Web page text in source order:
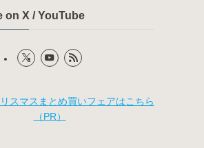
on X / YouTube
スマスまとめ買いフェアはこちら
（PR）